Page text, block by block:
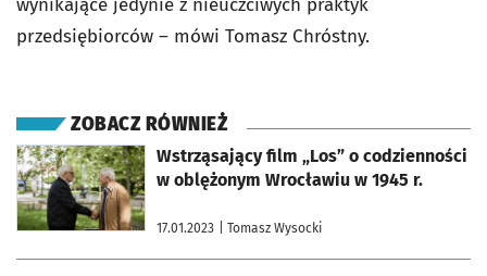
przedsiębiorców – mówi Tomasz Chróstny.
ZOBACZ RÓWNIEŻ
Wstrząsający film „Los” o codzienności
w oblężonym Wrocławiu w 1945 r.
17.01.2023 | Tomasz Wysocki
otworzy się w nowej karcie